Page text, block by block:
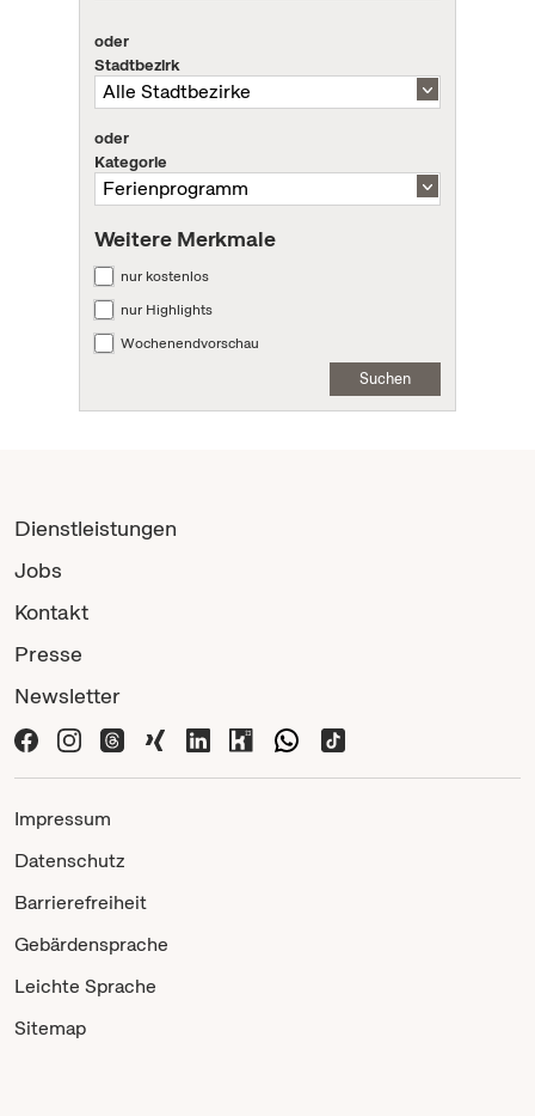
oder
Stadtbezirk
oder
Kategorie
Weitere Merkmale
nur kostenlos
nur Highlights
Wochenendvorschau
Suchen
Dienstleistungen
Jobs
Kontakt
Presse
Newsletter
Impressum
Datenschutz
Barrierefreiheit
Gebärdensprache
Leichte Sprache
Sitemap